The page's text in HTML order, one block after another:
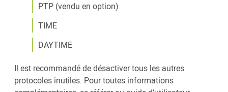
PTP (vendu en option)
TIME
DAYTIME
Il est recommandé de désactiver tous les autres
protocoles inutiles. Pour toutes informations